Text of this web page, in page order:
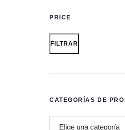
PRICE
FILTRAR
CATEGORÍAS DE